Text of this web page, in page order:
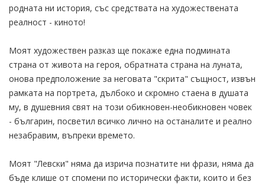
родната ни история, със средствата на художествената
реалност - киното!
Моят художествен разказ ще покаже една подмината
страна от живота на героя, обратната страна на луната,
онова предположение за неговата "скрита" същност, извън
рамката на портрета, дълбоко и скромно стаена в душата
му, в душевния свят на този обикновен-необикновен човек
- българин, посветил всичко лично на останалите и реално
незабравим, въпреки времето.
Моят "Левски" няма да изрича познатите ни фрази, няма да
бъде клише от спомени по исторически факти, които и без